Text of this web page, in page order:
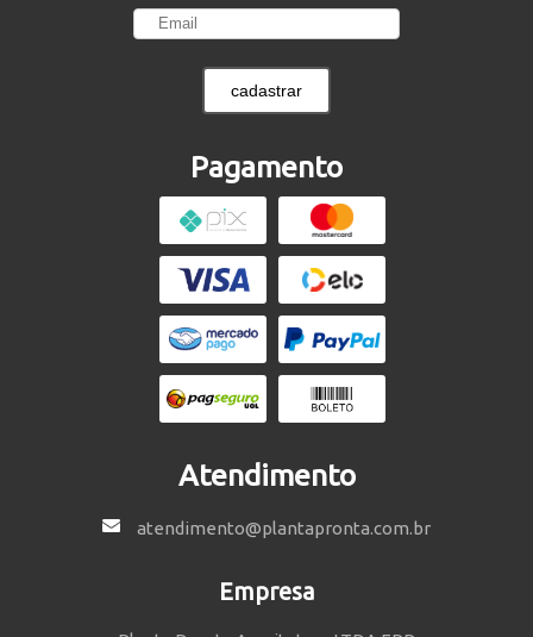
cadastrar
Pagamento
Atendimento
atendimento@plantapronta.com.br
Empresa